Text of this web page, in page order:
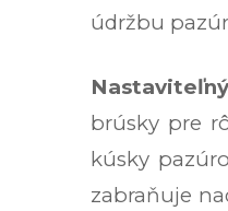
údržbu
brúsky pre
kúsky
zabraňuje